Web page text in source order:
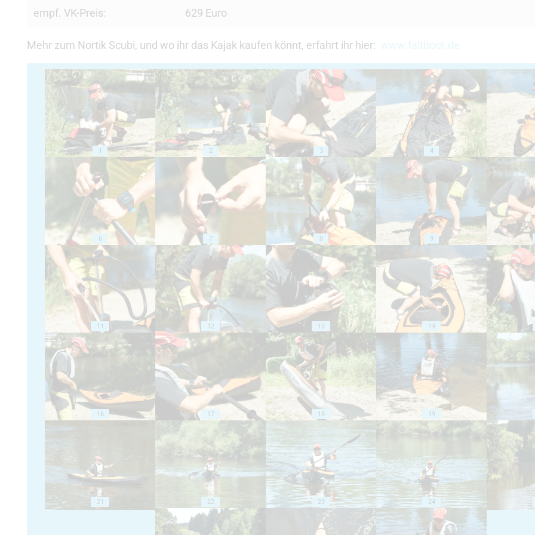
empf. VK-Preis: 629 Euro
Mehr zum Nortik Scubi, und wo ihr das Kajak kaufen könnt, erfahrt ihr hier: www.faltboot.de
1 2 3 4
6 7 8 9
11 12 13 14
16 17 18 19
21 22 23 24